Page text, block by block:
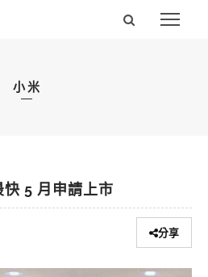
小米
5 月申請上市
分享